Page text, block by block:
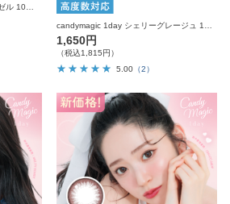
candymagic 1day アリアナヘーゼル 10枚入り キャンディーマジック カラコン
candymagic 1day シェリーグレージュ 10枚入り キャンディーマジック カラコン
1,650円
（税込1,815円）
5.00 （2）